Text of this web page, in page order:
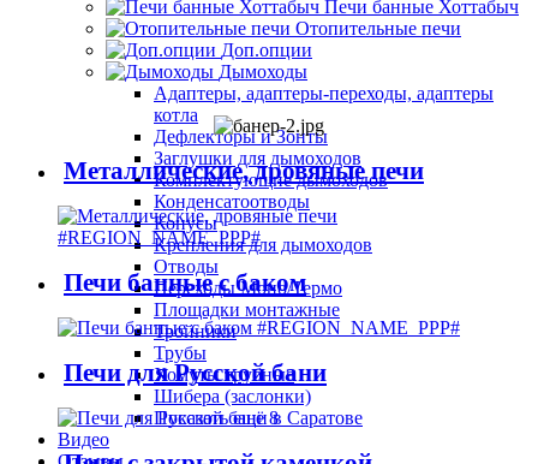
Печи банные Хоттабыч
Отопительные печи
Доп.опции
Дымоходы
Адаптеры, адаптеры-переходы, адаптеры
котла
Дефлекторы и Зонты
Заглушки для дымоходов
Комплектующие дымоходов
Конденсатоотводы
Конусы
Крепления для дымоходов
Отводы
Переходы Моно/Термо
Площадки монтажные
Тройники
Трубы
Хомуты трубные
Шибера (заслонки)
Показать ещё 8
Видео
Металлические, дровяные печи
Печи банные с баком
Печи для Русской бани